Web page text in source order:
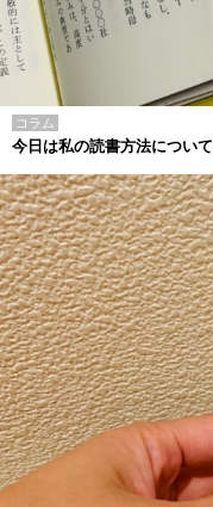
コラム
今日は私の読書方法について